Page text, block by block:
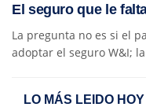
El seguro que le
La pregunta no es si el
adoptar el seguro W&I;
LO MÁS LEIDO HOY